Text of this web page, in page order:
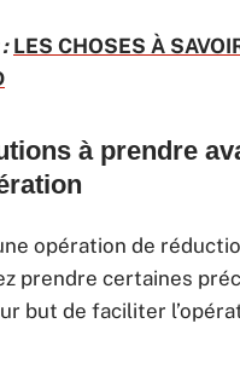
LES CHOSES À
à prendre
opération de
prendre certaines
but de faciliter